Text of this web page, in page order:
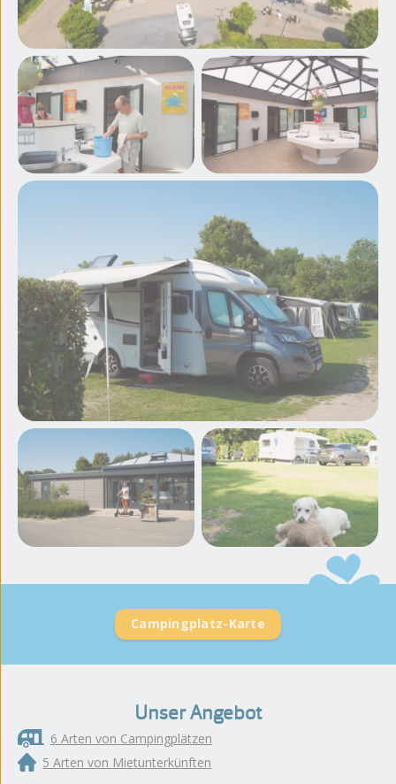
Weitere Fotos und
Campingplatz-Karte
Unser Angebot
6 Arten von Campingplätzen
5 Arten von Mietunterkünften